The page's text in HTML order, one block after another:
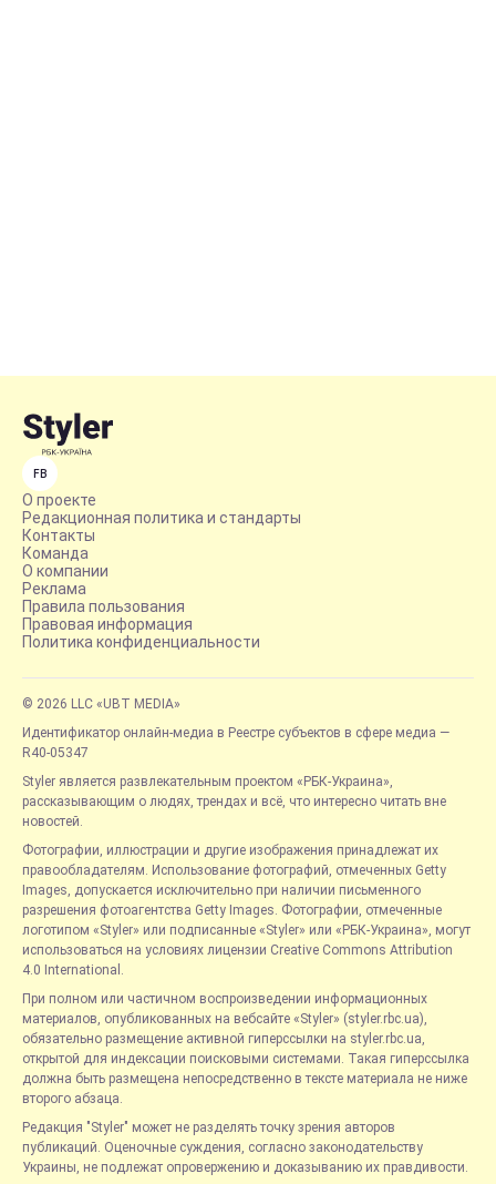
FB
О проекте
Редакционная политика и стандарты
Контакты
Команда
О компании
Реклама
Правила пользования
Правовая информация
Политика конфиденциальности
© 2026 LLC «UBT MEDIA»
Идентификатор онлайн-медиа в Реестре субъектов в сфере медиа —
R40-05347
Styler является развлекательным проектом «РБК-Украина»,
рассказывающим о людях, трендах и всё, что интересно читать вне
новостей.
Фотографии, иллюстрации и другие изображения принадлежат их
правообладателям. Использование фотографий, отмеченных Getty
Images, допускается исключительно при наличии письменного
разрешения фотоагентства Getty Images. Фотографии, отмеченные
логотипом «Styler» или подписанные «Styler» или «РБК-Украина», могут
использоваться на условиях лицензии Creative Commons Attribution
4.0 International.
При полном или частичном воспроизведении информационных
материалов, опубликованных на вебсайте «Styler» (styler.rbc.ua),
обязательно размещение активной гиперссылки на styler.rbc.ua,
открытой для индексации поисковыми системами. Такая гиперссылка
должна быть размещена непосредственно в тексте материала не ниже
второго абзаца.
Редакция "Styler" может не разделять точку зрения авторов
публикаций. Оценочные суждения, согласно законодательству
Украины, не подлежат опровержению и доказыванию их правдивости.